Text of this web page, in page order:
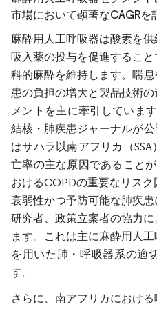
市場において顕著なCAGRを
麻酔用人工呼吸器は酸素を供
吸入薬の投与を促進するこ
科的麻酔を維持します。喘
患の負担の増大と製品技術
メントを主に牽引していま
結核・肺疾患ジャーナルが
はサハラ以南アフリカ（
亡率の主な原因であること
おけるCOPDの重要なリス
衰弱性かつ予防可能な肺疾患
研究者、政策立案者の協力
ます。これは主に麻酔用人
を用いた肺・呼吸器系の適
す。
さらに、南アフリカにおけ